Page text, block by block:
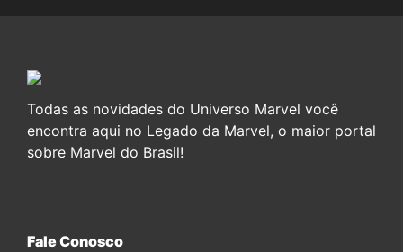
Todas as novidades do Universo Marvel você
encontra aqui no Legado da Marvel, o maior portal
sobre Marvel do Brasil!
Fale Conosco